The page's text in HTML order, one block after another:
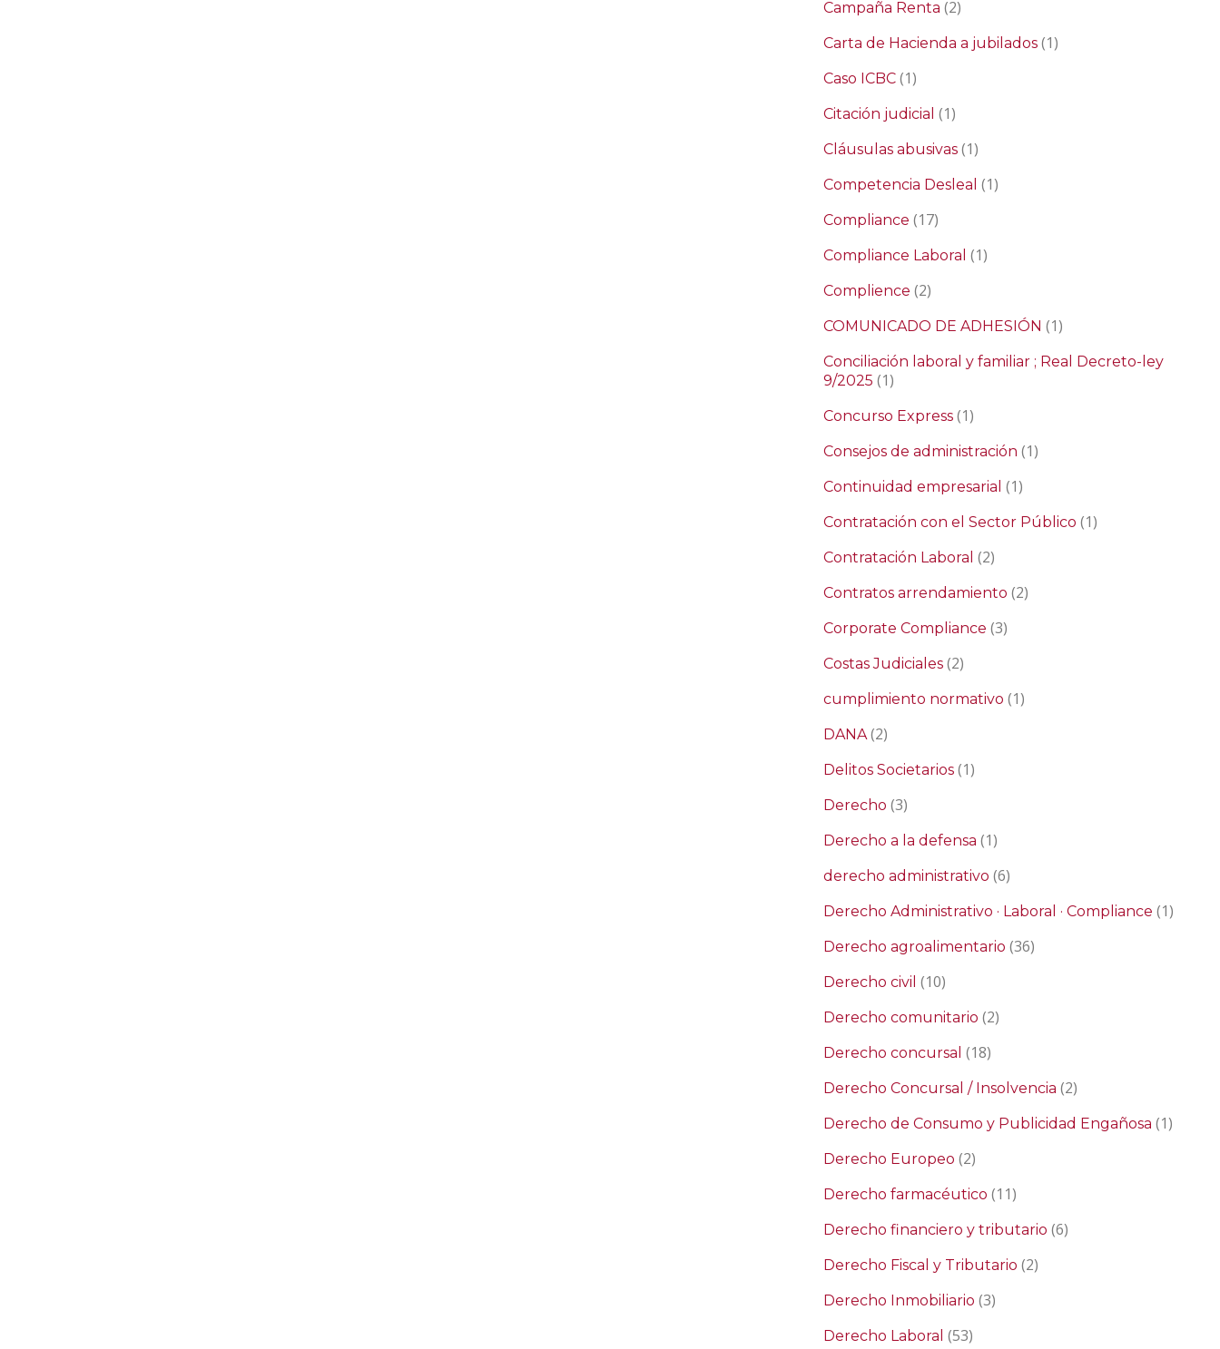
Campaña Renta (2)
Carta de Hacienda a jubilados (1)
Caso ICBC (1)
Citación judicial (1)
Cláusulas abusivas (1)
Competencia Desleal (1)
Compliance (17)
Compliance Laboral (1)
Complience (2)
COMUNICADO DE ADHESIÓN (1)
Conciliación laboral y familiar ; Real Decreto-ley
9/2025 (1)
Concurso Express (1)
Consejos de administración (1)
Continuidad empresarial (1)
Contratación con el Sector Público (1)
Contratación Laboral (2)
Contratos arrendamiento (2)
Corporate Compliance (3)
Costas Judiciales (2)
cumplimiento normativo (1)
DANA(2)
Delitos Societarios (1)
Derecho (3)
Derecho a la defensa (1)
derecho administrativo (6)
Derecho Administrativo · Laboral · Compliance (1)
Derecho agroalimentario (36)
Derecho civil (10)
Derecho comunitario (2)
Derecho concursal (18)
Derecho Concursal / Insolvencia (2)
Derecho de Consumo y Publicidad Engañosa (1)
Derecho Europeo (2)
Derecho farmacéutico (11)
Derecho financiero y tributario (6)
Derecho Fiscal y Tributario (2)
Derecho Inmobiliario (3)
Derecho Laboral (53)